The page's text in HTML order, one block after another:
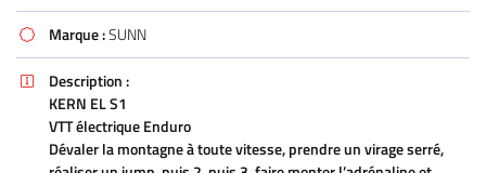
 Marque :SUNN

Description :
KERN EL S1
VTT électrique Enduro
Dévaler la montagne à toute vitesse, prendre un virage serré,